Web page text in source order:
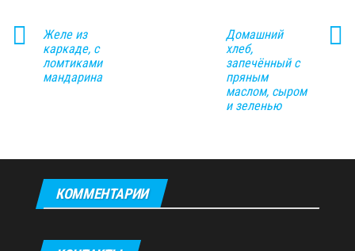
Желе из
каркаде, с
ломтиками
мандарина
Домашний
хлеб,
запечённый с
пряным
маслом, сыром
и зеленью
КОММЕНТАРИИ